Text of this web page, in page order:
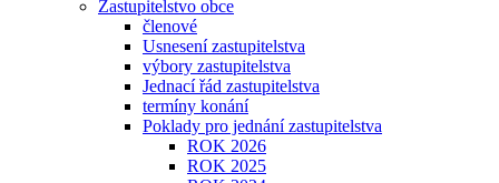
Zastupitelstvo obce
členové
Usnesení zastupitelstva
výbory zastupitelstva
Jednací řád zastupitelstva
termíny konání
Poklady pro jednání zastupitelstva
ROK 2026
ROK 2025